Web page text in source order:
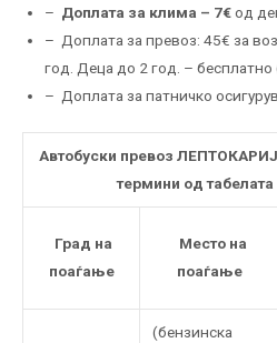
– Доплата за клима – 7€од
– Доплата за превоз: 45€ за
год. Деца до 2 год. – бесплатно
– Доплата за патничко
Автобуски превоз
термини од табелата
Град на
поаѓање
Mесто на
поаѓање
(бензинска